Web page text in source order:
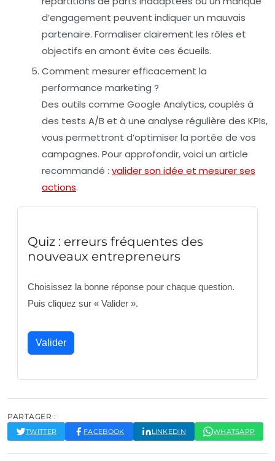
d’engagement peuvent indiquer un mauvais
partenaire. Formaliser clairement les rôles et
objectifs en amont évite ces écueils.
Comment mesurer efficacement la
performance marketing ?
Des outils comme Google Analytics, couplés à
des tests A/B et à une analyse régulière des KPIs,
vous permettront d’optimiser la portée de vos
campagnes. Pour approfondir, voici un article
recommandé : valider son idée et mesurer ses
actions.
Quiz : erreurs fréquentes des
nouveaux entrepreneurs
Choisissez la bonne réponse pour chaque question.
Puis cliquez sur « Valider ».
Valider
PARTAGER :
TWITTER FACEBOOK LINKEDIN WHATSAPP